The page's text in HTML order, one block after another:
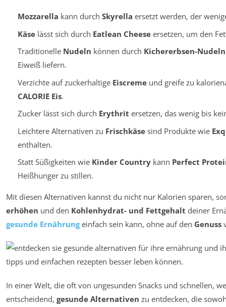
Mozzarella kann durch Skyrella ersetzt werden, der
Käselässt sich durch Eatlean Cheeseersetzen, um den
Traditionelle Nudeln können durch Kichererbsen-Nudeln
Eiweiß liefern.
Verzichte auf zuckerhaltige Eiscremeund greife zu
CALORIE Eis.
Zucker lässt sich durch Erythrit ersetzen, das wenig bis
Leichtere Alternativen zu Frischkäsesind Produkte wie
enthalten.
Statt Süßigkeiten wie Kinder Countrykann Perfect
Heißhunger zu stillen.
Mit diesen Alternativen kannst du nicht nur Kalorien sparen,
erhöhen und den Kohlenhydrat- und Fettgehalt deiner
gesunde Ernährungeinfach sein kann, ohne auf den Genuss
In einer Welt, die oft von ungesunden Snacks und schnellen,
entscheidend, gesunde Alternativen zu entdecken, die